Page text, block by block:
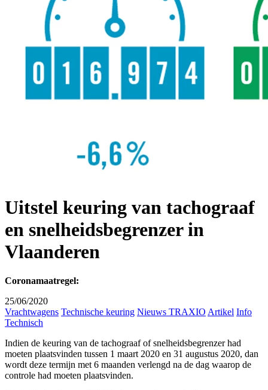
Uitstel keuring van tachograaf
en snelheidsbegrenzer in
Vlaanderen
Coronamaatregel:
25/06/2020
Vrachtwagens Technische keuring Nieuws TRAXIO Artikel Info
Technisch
Indien de keuring van de tachograaf of snelheidsbegrenzer had
moeten plaatsvinden tussen 1 maart 2020 en 31 augustus 2020, dan
wordt deze termijn met 6 maanden verlengd na de dag waarop de
controle had moeten plaatsvinden.